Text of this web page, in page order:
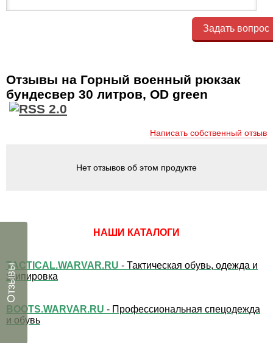
Задать вопрос
Отзывы на Горный военный рюкзак
бундесвер 30 литров, OD green
Написать собственный отзыв
Нет отзывов об этом продукте
НАШИ КАТАЛОГИ
TACTICAL.WARVAR.RU - Тактическая обувь, одежда и
экипировка
BOOTS.WARVAR.RU - Профессиональная спецодежда
и обувь
Отзывы